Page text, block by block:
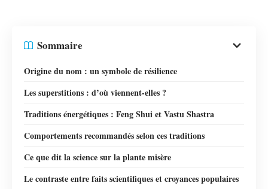
Sommaire
Origine du nom : un symbole de résilience
Les superstitions : d’où viennent-elles ?
Traditions énergétiques : Feng Shui et Vastu Shastra
Comportements recommandés selon ces traditions
Ce que dit la science sur la plante misère
Le contraste entre faits scientifiques et croyances populaires